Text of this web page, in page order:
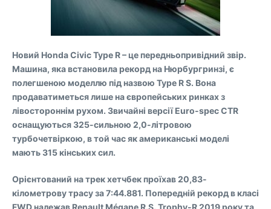
Новий Honda Civic Type R – це передньопривідний звір.
Машина, яка встановила рекорд на Нюрбургринзі, є
полегшеною моделлю під назвою Type R S. Вона
продаватиметься лише на європейських ринках з
лівостороннім рухом. Звичайні версії Euro-spec CTR
оснащуються 325-сильною 2,0-літровою
турбочетвіркою, в той час як американські моделі
мають 315 кінських сил.
Орієнтований на трек хетчбек проїхав 20,83-
кілометрову трасу за 7:44.881. Попередній рекорд в класі
FWD належав Renault Mégane R.S. Trophy-R 2019 року та